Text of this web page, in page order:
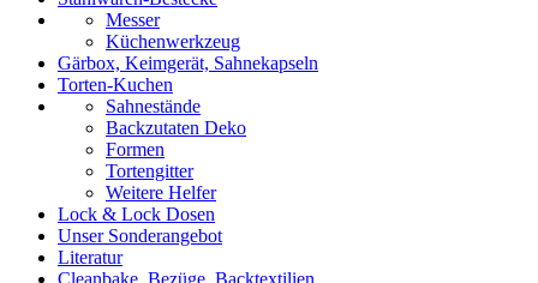
Messer
Küchenwerkzeug
Gärbox, Keimgerät, Sahnekapseln
Torten-Kuchen
Sahnestände
Backzutaten Deko
Formen
Tortengitter
Weitere Helfer
Lock & Lock Dosen
Unser Sonderangebot
Literatur
Cleanbake, Bezüge, Backtextilien